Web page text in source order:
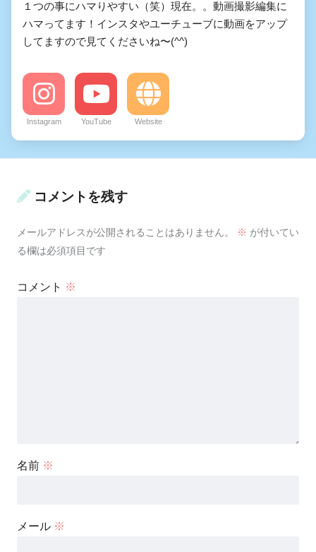
１つの事にハマりやすい（笑）現在。。動画撮影編集に
ハマってます！インスタやユーチューブに動画をアップ
してますので見てくださいね〜(^^)
Instagram YouTube Website
コメントを残す
メールアドレスが公開されることはありません。 ※ が付いてい
る欄は必須項目です
コメント ※
名前 ※
メール ※